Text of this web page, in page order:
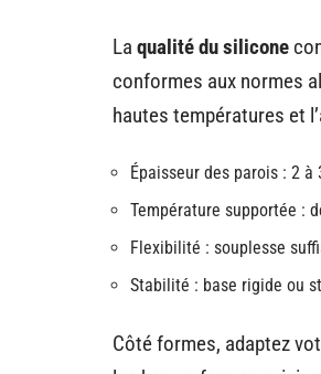
La qualité du silicone
conformes aux normes
hautes températures et
Épaisseur des parois : 2
Température supportée :
Flexibilité : souplesse
Stabilité : base rigide ou
Côté formes, adaptez